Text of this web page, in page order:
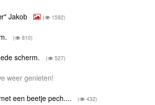
Jakob ( 1592)
( 810)
scherm. ( 527)
weer genieten!
een beetje pech.... ( 432)